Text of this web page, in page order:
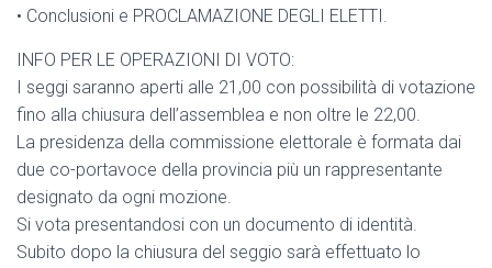
•⁠ ⁠Conclusioni e PROCLAMAZIONE DEGLI ELETTI.
INFO PER LE OPERAZIONI DI VOTO:
I seggi saranno aperti alle 21,00 con possibilità di votazione
fino alla chiusura dell’assemblea e non oltre le 22,00.
La presidenza della commissione elettorale è formata dai
due co-portavoce della provincia più un rappresentante
designato da ogni mozione.
Si vota presentandosi con un documento di identità.
Subito dopo la chiusura del seggio sarà effettuato lo